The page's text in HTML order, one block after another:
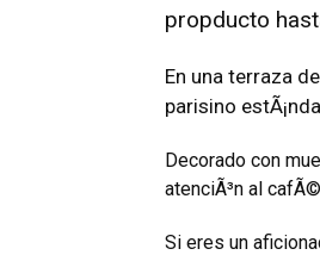
propducto
En una terraza
parisino
Decorado con
atenciÃ³n al
Si eres un